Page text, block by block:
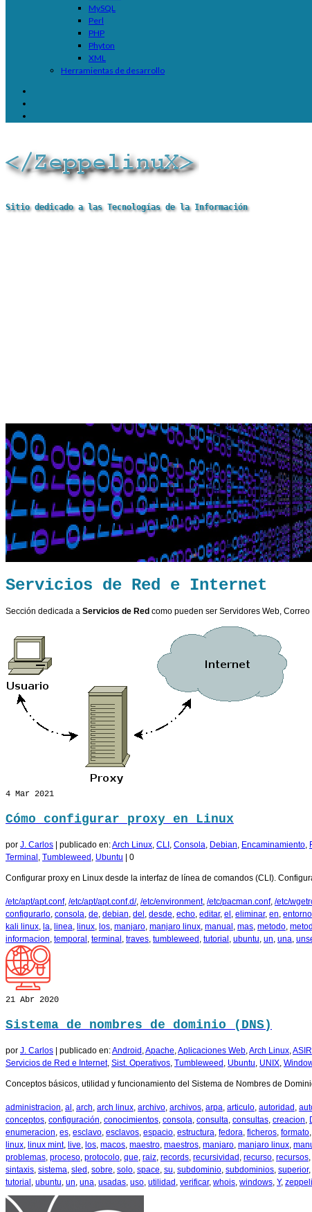
MySQL
Perl
PHP
Phyton
XML
Herramientas de desarrollo
Sitio dedicado a las Tecnologías de la Información
Servicios de Red e Internet
Sección dedicada a Servicios de Red como pueden ser Servidores Web,
4 Mar 2021
Cómo configurar proxy en Linux
por J. Carlos publicado en:Arch Linux, CLI , Consola, Debian, Encaminamiento,
Terminal , Tumbleweed , Ubuntu 0
Configurar proxy en Linux desde la interfaz de línea de comandos (CLI).
/etc/apt/apt.conf, /etc/apt/apt.conf.d/, /etc/environment, /etc/pacman.conf, /etc/
configurarlo, consola, de, debian, del , desde, echo, editar, el , eliminar, en, entorno
kali linux, la, linea, linux, los, manjaro, manjaro linux, manual , mas, metodo,
informacion, temporal , terminal , traves, tumbleweed , tutorial , ubuntu, un, una,
21 Abr 2020
Sistema de nombres de dominio (DNS)
por J. Carlos publicado en:Android ,Apache,Aplicaciones Web,Arch Linux,ASIR
Servicios de Red e Internet, Sist. Operativos, Tumbleweed , Ubuntu, UNIX,
Conceptos básicos, utilidad y funcionamiento del Sistema de Nombres de
administracion, al , arch, arch linux, archivo, archivos, arpa, articulo, autoridad ,
conceptos, configuración, conocimientos, consola, consulta, consultas, creacion,
enumeracion, es, esclavo, esclavos, espacio, estructura, fedora, ficheros, formato,
linux, linux mint, live, los, macos, maestro, maestros, manjaro, manjaro linux,
problemas, proceso, protocolo, que, raiz, records, recursividad , recurso, recursos,
sintaxis, sistema, sled , sobre, solo, space, su, subdominio, subdominios, superior,
tutorial , ubuntu, un, una, usadas, uso, utilidad , verificar, whois, windows, Y,